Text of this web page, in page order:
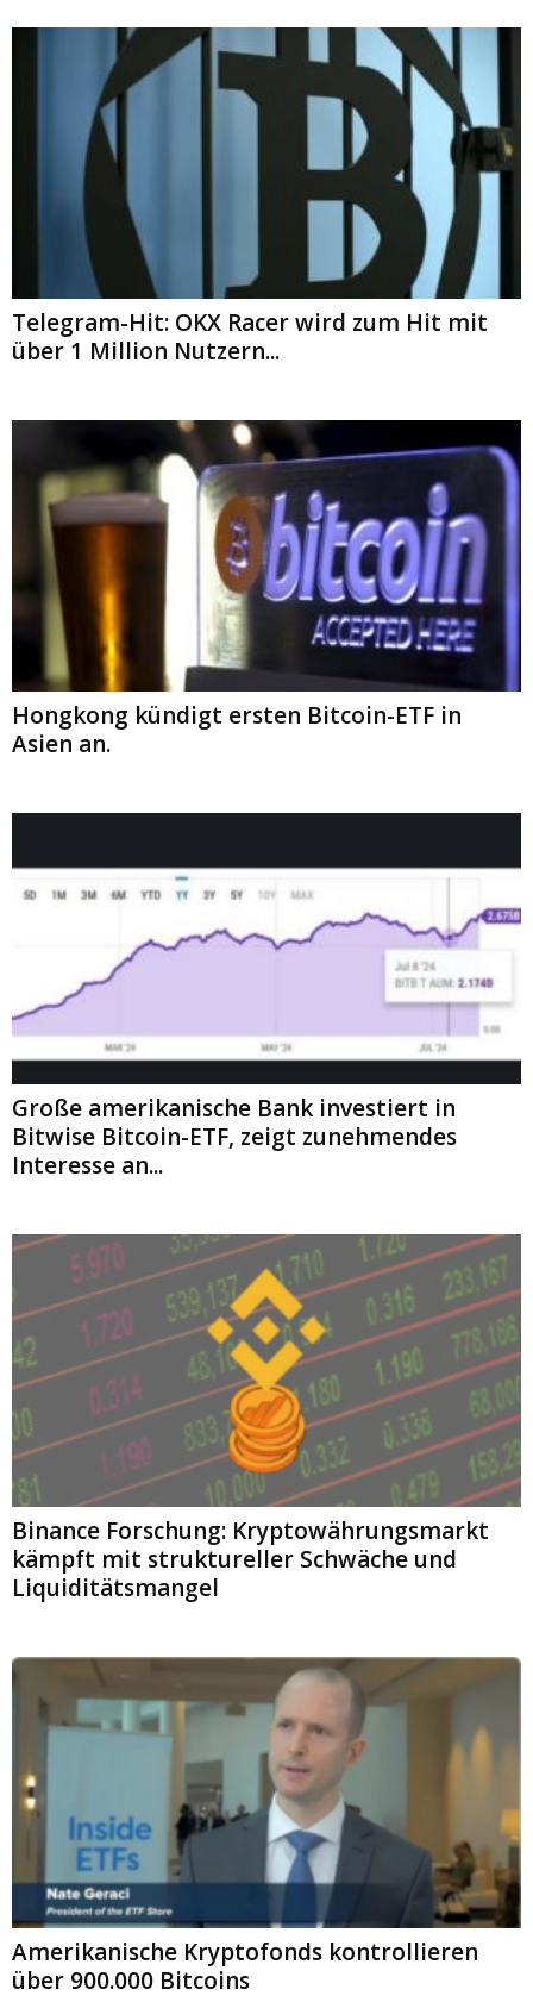
Telegram-Hit: OKX Racer wird zum Hit mit
über 1 Million Nutzern...
Hongkong kündigt ersten Bitcoin-ETF in
Asien an.
Große amerikanische Bank investiert in
Bitwise Bitcoin-ETF, zeigt zunehmendes
Interesse an...
Binance Forschung: Kryptowährungsmarkt
kämpft mit struktureller Schwäche und
Liquiditätsmangel
Amerikanische Kryptofonds kontrollieren
über 900.000 Bitcoins